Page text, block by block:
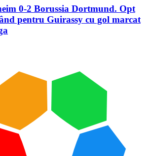
0-2 Borussia Dortmund. Opt
pentru Guirassy cu gol marcat